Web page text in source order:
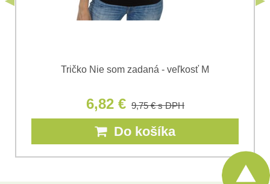
Tričko Nie som zadaná - veľkosť M
6,82 € 9,75 €s DPH
Do košíka